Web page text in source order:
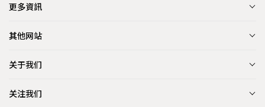
更多資訊
其他网站
关于我们
关注我们